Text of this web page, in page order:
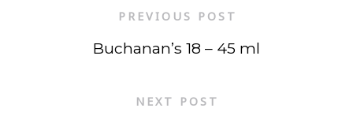
PREVIOUS POST
Buchanan’s 18 – 45 ml
NEXT POST